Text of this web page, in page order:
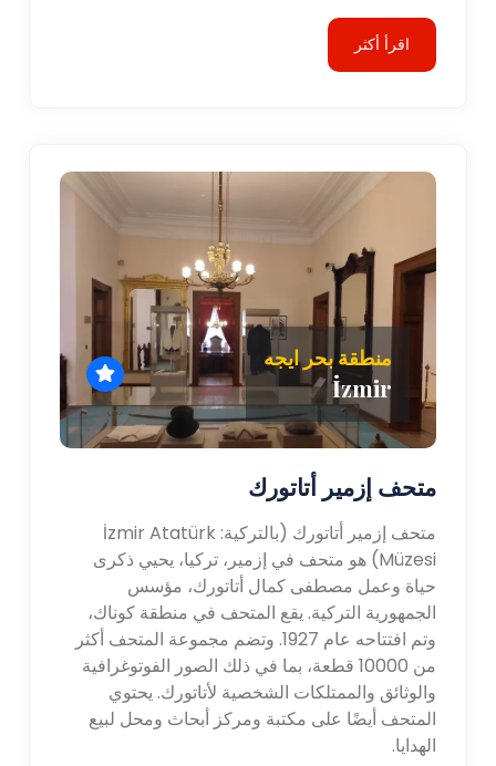
اقرأ أكثر
منطقة بحر ايجه
İzmir
متحف إزمير أتاتورك
متحف إزمير أتاتورك (بالتركية: İzmir Atatürk
Müzesi) هو متحف في إزمير، تركيا، يحيي ذكرى
حياة وعمل مصطفى كمال أتاتورك، مؤسس
الجمهورية التركية. يقع المتحف في منطقة كوناك،
وتم افتتاحه عام 1927. وتضم مجموعة المتحف أكثر
من 10000 قطعة، بما في ذلك الصور الفوتوغرافية
والوثائق والممتلكات الشخصية لأتاتورك. يحتوي
المتحف أيضًا على مكتبة ومركز أبحاث ومحل لبيع
الهدايا.